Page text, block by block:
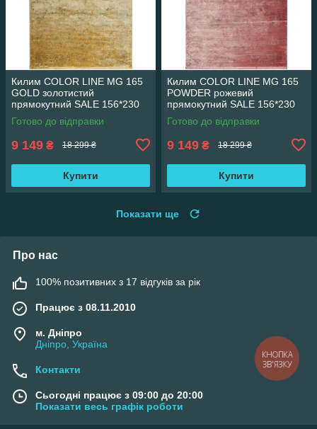
Килим COLOR LINE MG 165
GOLD золотистий
прямокутний SALE 156*230
см
Готово до відправки
9 149 ₴ 18 299 ₴
Купити
Килим COLOR LINE MG 165
POWDER рожевий
прямокутний SALE 156*230
см
Готово до відправки
9 149 ₴ 18 299 ₴
Купити
Показати ще
Про нас
100% позитивних з 17 відгуків за рік
Працює з 08.11.2010
м. Дніпро
Дніпро, Україна
Контакти
Сьогодні працює з 09:00 до 20:00
Показати весь графік роботи
КНОПКА
ЗВ'ЯЗКУ